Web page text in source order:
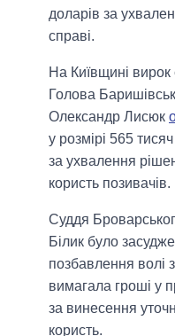
доларів за
справі.
На Київщині вирок
Голова
Олександр Лисюк
у розмірі 565
за ухвалення
користь позивачів.
Суддя
Білик було
позбавлення волі
вимагала гроші у
за винесення
користь.